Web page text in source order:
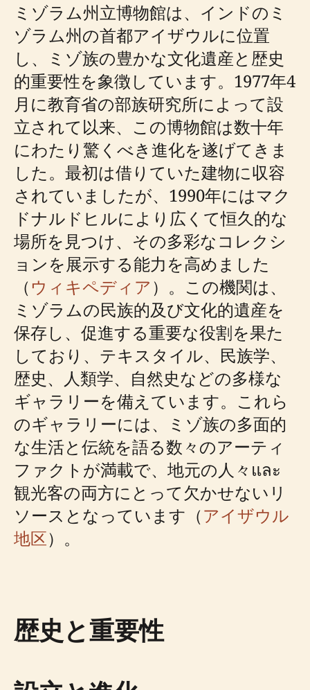
ミゾラム州立博物館は、インドのミ
ゾラム州の首都アイザウルに位置
し、ミゾ族の豊かな文化遺産と歴史
的重要性を象徴しています。1977年4
月に教育省の部族研究所によって設
立されて以来、この博物館は数十年
にわたり驚くべき進化を遂げてきま
した。最初は借りていた建物に収容
されていましたが、1990年にはマク
ドナルドヒルにより広くて恒久的な
場所を見つけ、その多彩なコレクシ
ョンを展示する能力を高めました
（ウィキペディア）。この機関は、
ミゾラムの民族的及び文化的遺産を
保存し、促進する重要な役割を果た
しており、テキスタイル、民族学、
歴史、人類学、自然史などの多様な
ギャラリーを備えています。これら
のギャラリーには、ミゾ族の多面的
な生活と伝統を語る数々のアーティ
ファクトが満載で、地元の人々และ
観光客の両方にとって欠かせないリ
ソースとなっています（アイザウル
地区）。
歴史と重要性